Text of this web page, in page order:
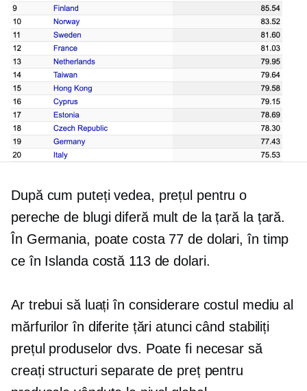
După cum puteți vedea, prețul pentru o
pereche de blugi diferă mult de la țară la țară.
În Germania, poate costa 77 de dolari, în timp
ce în Islanda costă 113 de dolari.
Ar trebui să luați în considerare costul mediu al
mărfurilor în diferite țări atunci când stabiliți
prețul produselor dvs. Poate fi necesar să
creați structuri separate de preț pentru